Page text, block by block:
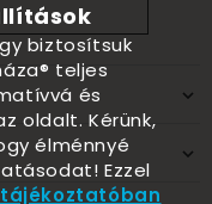
biztosítsuk
teljes
és
oldalt. Kérünk,
élménnyé
Ezzel